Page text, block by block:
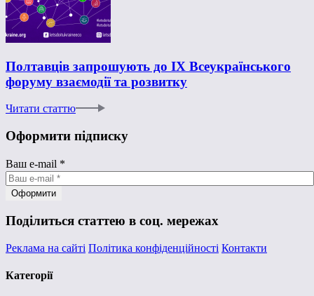
Полтавців запрошують до ІХ Всеукраїнського
форуму взаємодії та розвитку
Читати статтю
Оформити підписку
Ваш e-mail *
Поділиться статтею в соц. мережах
Реклама на сайті Політика конфіденційності Контакти
Категорії